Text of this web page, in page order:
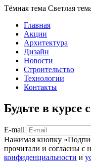
Тёмная тема Светлая
Главная
Акции
Архитектура
Дизайн
Новости
Строительство
Технологии
Контакты
Будьте в курсе
E-mail
Нажимая кнопку
прочитали и согласны с
конфиденциальности и